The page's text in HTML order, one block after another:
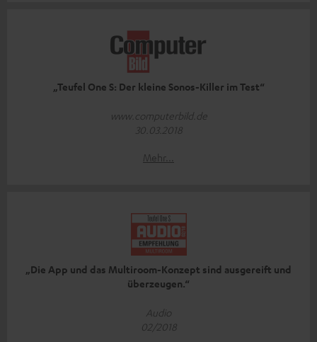
„Teufel One S: Der kleine Sonos-Killer im Test“
www.computerbild.de
30.03.2018
Mehr...
„Die App und das Multiroom-Konzept sind ausgereift und
überzeugen.“
Audio
02/2018